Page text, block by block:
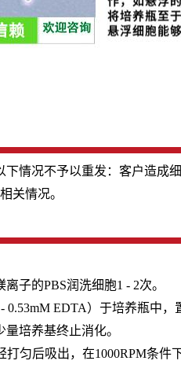
下情况不予以重发：客户造成
关情况。
子的PBS润洗细胞1 - 2次。
- 0.53mM EDTA）于培养瓶
培养基终止消化。
打匀后吸出，在1000RPM条件